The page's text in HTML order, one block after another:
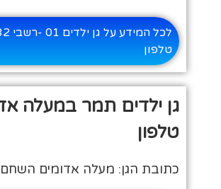
טלפון
גן ילדים תמר במעלה
טלפון
כתובת הגן: מעלה אדומים השחם 89